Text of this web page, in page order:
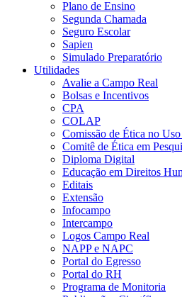
Plano de Ensino
Segunda Chamada
Seguro Escolar
Sapien
Simulado Preparatório
Utilidades
Avalie a Campo Real
Bolsas e Incentivos
CPA
COLAP
Comissão de Ética no
Comitê de Ética em
Diploma Digital
Educação em Direitos
Editais
Extensão
Infocampo
Intercampo
Logos Campo Real
NAPP e NAPC
Portal do Egresso
Portal do RH
Programa de Monitoria